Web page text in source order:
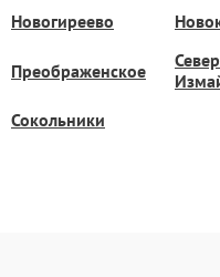
Новогиреево
Преображенское
Сокольники